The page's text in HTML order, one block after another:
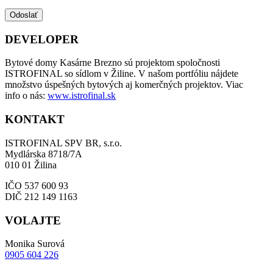
DEVELOPER
Bytové domy Kasárne Brezno sú projektom spoločnosti
ISTROFINAL so sídlom v Žiline. V našom portfóliu nájdete
množstvo úspešných bytových aj komerčných projektov. Viac
info o nás: www.istrofinal.sk
KONTAKT
ISTROFINAL SPV BR, s.r.o.
Mydlárska 8718/7A
010 01 Žilina
IČO 537 600 93
DIČ 212 149 1163
VOLAJTE
Monika Surová
0905 604 226